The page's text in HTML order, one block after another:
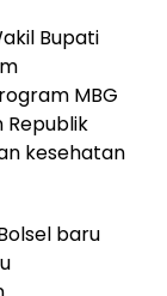
Bupati
MBG
Republik
kesehatan
baru